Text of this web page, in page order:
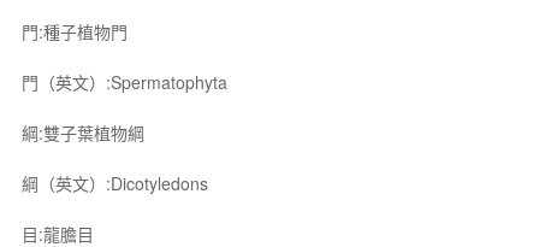
門:種子植物門
門（英文）:Spermatophyta
綱:雙子葉植物綱
綱（英文）:Dicotyledons
目:龍膽目